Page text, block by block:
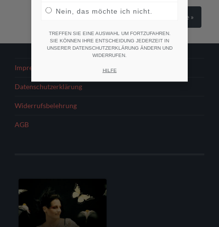
Beiträge »
Impressum
Datenschutzerklärung
Widerrufsbelehrung
AGB
Nein, das möchte ich nicht.
TREFFEN SIE EINE AUSWAHL UM FORTZUFAHREN.
SIE KÖNNEN IHRE ENTSCHEIDUNG JEDERZEIT IN
UNSERER DATENSCHUTZERKLÄRUNG ÄNDERN UND
WIDERRUFEN.
HILFE